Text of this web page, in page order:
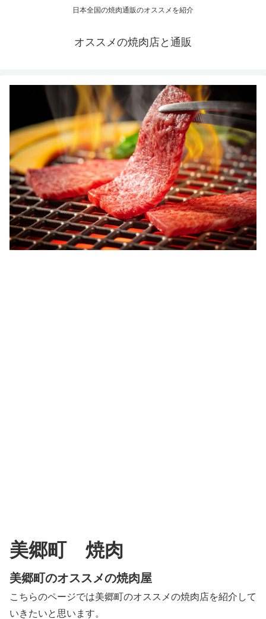
日本全国の焼肉通販のオススメを紹介
オススメの焼肉店と通販
美郷町 焼肉
美郷町のオススメの焼肉屋
こちらのページでは美郷町のオススメの焼肉店を紹介して
いきたいと思います。